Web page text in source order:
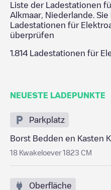
Liste der Ladestationen
Alkmaar, Niederlande .
Ladestationen für
überprüfen
1.814 Ladestationen für
NEUESTE LADEPUNKTE
Parkplatz
Borst Bedden en Kasten
18 Kwakeloever 1823 CM
Oberfläche